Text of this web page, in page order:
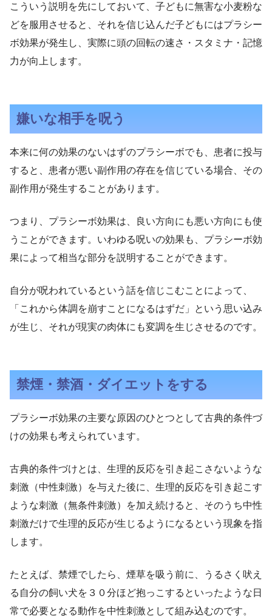
こういう説明を先にしておいて、子どもに無害な小麦粉な
どを服用させると、それを信じ込んだ子どもにはプラシー
ボ効果が発生し、実際に頭の回転の速さ・スタミナ・記憶
力が向上します。
嫌いな相手を呪う
本来に何の効果のないはずのプラシーボでも、患者に投与
すると、患者が悪い副作用の存在を信じている場合、その
副作用が発生することがあります。
つまり、プラシーボ効果は、良い方向にも悪い方向にも使
うことができます。いわゆる呪いの効果も、プラシーボ効
果によって相当な部分を説明することができます。
自分が呪われているという話を信じこむことによって、
「これから体調を崩すことになるはずだ」という思い込み
が生じ、それが現実の肉体にも変調を生じさせるのです。
禁煙・禁酒・ダイエットをする
プラシーボ効果の主要な原因のひとつとして古典的条件づ
けの効果も考えられています。
古典的条件づけとは、生理的反応を引き起こさないような
刺激（中性刺激）を与えた後に、生理的反応を引き起こす
ような刺激（無条件刺激）を加え続けると、そのうち中性
刺激だけで生理的反応が生じるようになるという現象を指
します。
たとえば、禁煙でしたら、煙草を吸う前に、うるさく吠え
る自分の飼い犬を３０分ほど抱っこするといったような日
常で必要となる動作を中性刺激として組み込むのです。